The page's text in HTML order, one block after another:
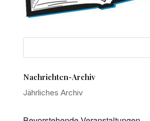
Nachrichten-Archiv
Jährliches Archiv